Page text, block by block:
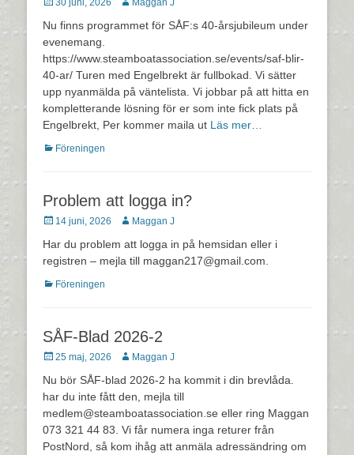
30 juni, 2026 Maggan J
Nu finns programmet för SÅF:s 40-årsjubileum under
evenemang.
https://www.steamboatassociation.se/events/saf-blir-
40-ar/ Turen med Engelbrekt är fullbokad. Vi sätter
upp nyanmälda på väntelista. Vi jobbar på att hitta en
kompletterande lösning för er som inte fick plats på
Engelbrekt, Per kommer maila ut Läs mer…
Kategorier
Föreningen
Problem att logga in?
Postades
14 juni, 2026 Författare
Maggan J
Har du problem att logga in på hemsidan eller i
registren – mejla till maggan217@gmail.com.
Kategorier
Föreningen
SÅF-Blad 2026-2
Postades
25 maj, 2026 Författare
Maggan J
Nu bör SÅF-blad 2026-2 ha kommit i din brevlåda.
har du inte fått den, mejla till
medlem@steamboatassociation.se eller ring Maggan
073 321 44 83. Vi får numera inga returer från
PostNord, så kom ihåg att anmäla adressändring om